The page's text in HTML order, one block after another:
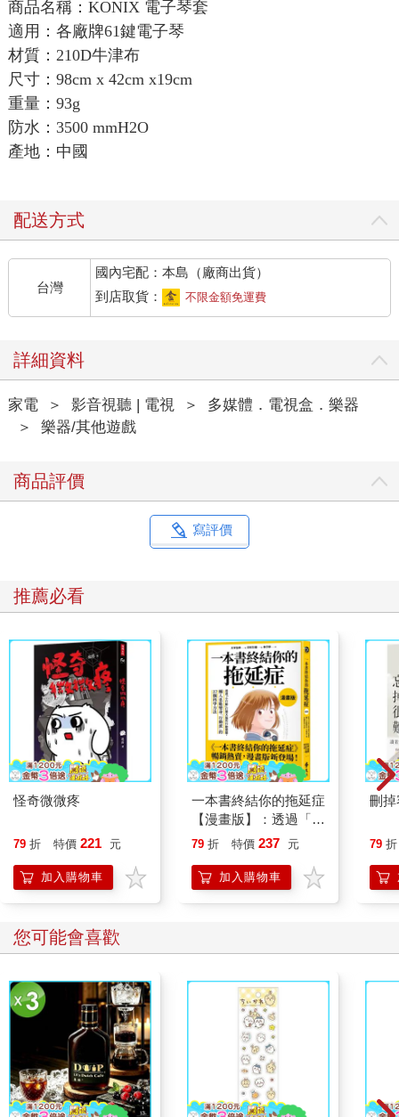
商品名稱：KONIX 電子琴套
適用：各廠牌61鍵電子琴
材質：210D牛津布
尺寸：98cm x 42cm x19cm
重量：93g
防水：3500 mmH2O
產地：中國
配送方式
台灣
國內宅配：本島（廠商出貨）
到店取貨：
不限金額免運費
詳細資料
家電 ＞ 影音視聽 | 電視 ＞
多媒體．電視盒．樂器
＞
樂器/其他遊戲
商品評價
寫評價
推薦必看
怪奇微微疼
79 折 特價 221 元
加入購物車
一本書終結你的拖延症
【漫畫版】：透過「小
行動」打開大腦的行動
「行動派」的37個科
學方法
79 折 特價 237 元
加入購物車
刪
79 折
您可能會喜歡